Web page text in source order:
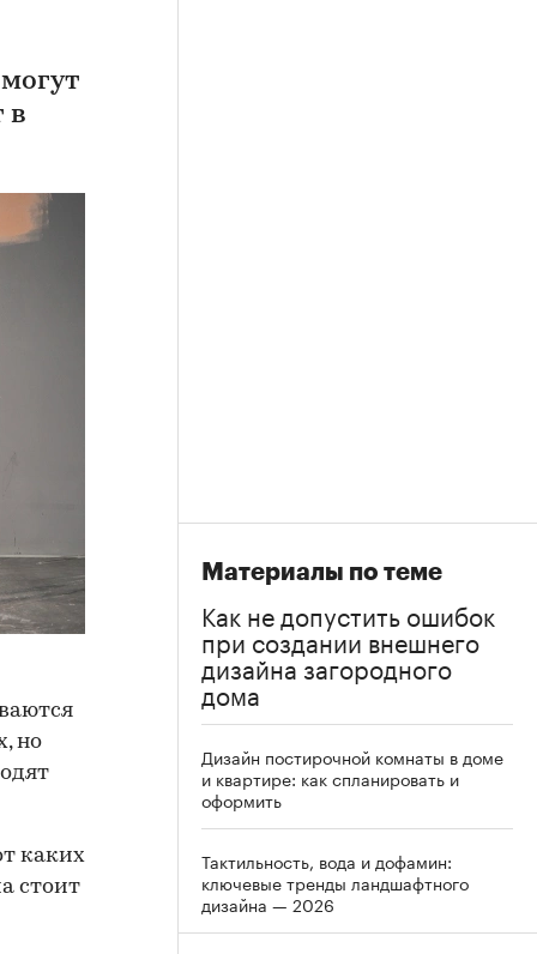
в
но
каких
стоит
Материалы по теме
Как не допустить ошибок
при создании внешнего
дизайна загородного
дома
Дизайн постирочной комнаты в доме
и квартире: как спланировать и
оформить
Тактильность, вода и дофамин:
ключевые тренды ландшафтного
дизайна — 2026